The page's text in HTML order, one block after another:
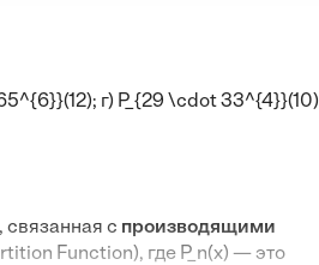
; г) P_{29 \cdot 33^{4}}(10)
связанная с производящими
Function), где P_n(x) — это